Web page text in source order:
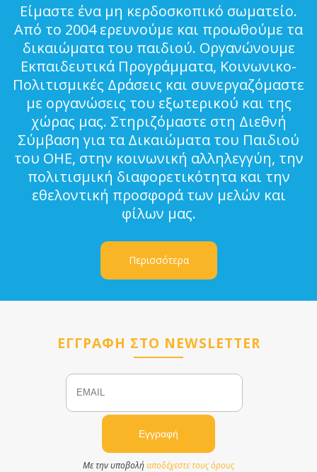
Είμαστε ένα μη κερδοσκοπικό σωματείο.
Από το 2004 ερευνούμε και προωθούμε τα
δικαιώματα του παιδιού. Οργανώνουμε
Εκπαιδευτικά Προγράμματα, Κοινωνικο-
Πολιτισμικές Δράσεις και συνεργαζόμαστε
με οργανώσεις του εξωτερικού και της
χώρας μας. Στηριζόμαστε στη Διεθνή
Σύμβαση για τα Δικαιώματα του Παιδιού
του ΟΗΕ, στην κοινωνική αλληλεγγύη, την
πολιτισμική διαφορετικότητα και την
εθελοντική προσφορά των μελών και
φίλων μας.
Περισσότερα
ΕΓΓΡΑΦΗ ΣΤΟ NEWSLETTER
Email
Με την υποβολήαποδέχεστε τους όρους